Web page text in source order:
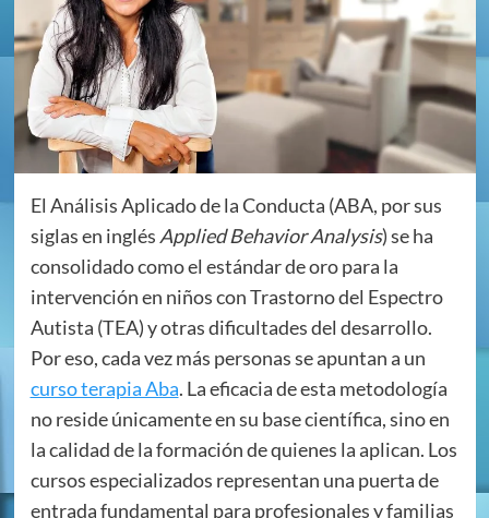
El Análisis Aplicado de la Conducta (ABA, por sus
siglas en inglés Applied Behavior Analysis) se ha
consolidado como el estándar de oro para la
intervención en niños con Trastorno del Espectro
Autista (TEA) y otras dificultades del desarrollo.
Por eso, cada vez más personas se apuntan a un
curso terapia Aba. La eficacia de esta metodología
no reside únicamente en su base científica, sino en
la calidad de la formación de quienes la aplican. Los
cursos especializados representan una puerta de
entrada fundamental para profesionales y familias